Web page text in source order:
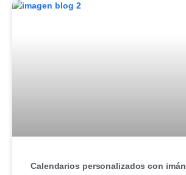
Calendarios personalizados con imán